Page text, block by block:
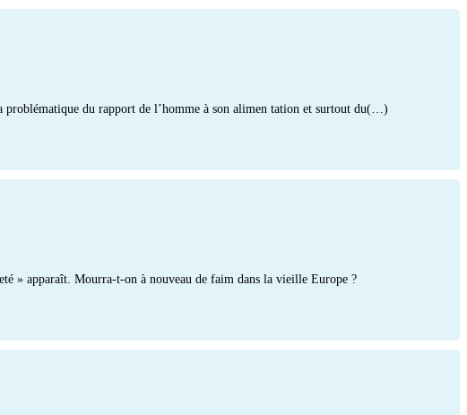
problématique du rapport de l’homme à son alimen tation et surtout du(…)
» apparaît. Mourra-t-on à nouveau de faim dans la vieille Europe ?